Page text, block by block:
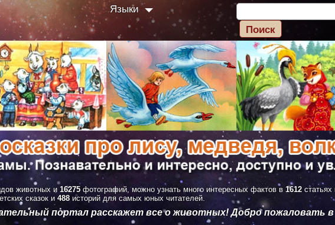
Языки
животных и 16275 фотографий, можно узнать много интересных фактов в 1612 статьях
сказок и 488 историй для самых юных читателей.
портал расскажет все о животных! Добро пожаловать